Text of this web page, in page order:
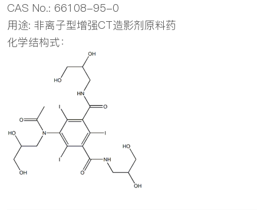
CAS No.: 66108-95-0
用途: 非离子型增强CT造影剂原料药
化学结构式：